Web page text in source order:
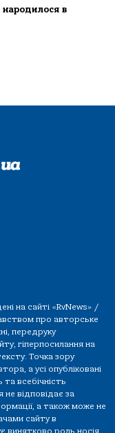
народилося в
на сайті «RvNews» /
про авторське
передруку
гіперпосилання на
Точка зору
а усі опубліковані
всебічність
не відповідає за
а також може не
сайту в